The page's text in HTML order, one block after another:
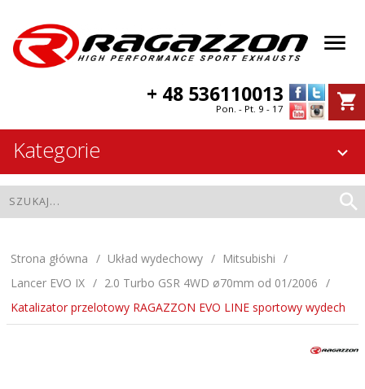
+ 48 536110013
Pon. - Pt. 9 - 17
Kategorie
Strona główna Układ wydechowy
Mitsubishi
Lancer EVO IX
2.0 Turbo GSR 4WD ø70mm od 01/2006
Katalizator przelotowy RAGAZZON EVO LINE sportowy wydech